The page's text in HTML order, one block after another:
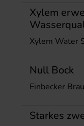
Xylem
Xylem Water
Null Bock
Einbecker
Starkes